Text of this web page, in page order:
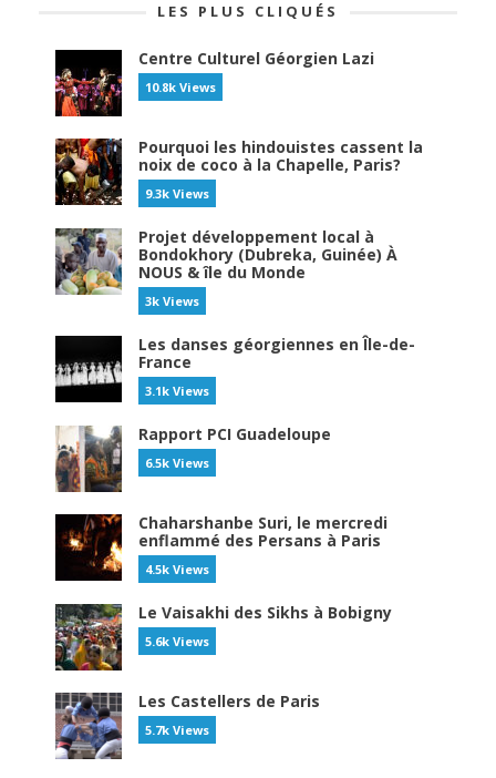
LES PLUS CLIQUÉS
Centre Culturel Géorgien Lazi
10.8k Views
Pourquoi les hindouistes cassent la
noix de coco à la Chapelle, Paris?
9.3k Views
Projet développement local à
Bondokhory (Dubreka, Guinée) À
NOUS & île du Monde
3k Views
Les danses géorgiennes en Île-de-
France
3.1k Views
Rapport PCI Guadeloupe
6.5k Views
Chaharshanbe Suri, le mercredi
enflammé des Persans à Paris
4.5k Views
Le Vaisakhi des Sikhs à Bobigny
5.6k Views
Les Castellers de Paris
5.7k Views